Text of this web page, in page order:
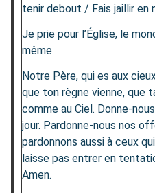
tenir debout / Fais jaillir en
Je prie pour l’Église, le
même
Notre Père, qui es aux
que ton règne vienne, que
comme au Ciel. Donne-
jour. Pardonne-nous nos
pardonnons aussi à ceux
laisse pas entrer en
Amen.